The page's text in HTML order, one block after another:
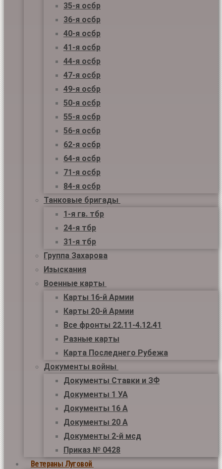
35-я осбр
36-я осбр
40-я осбр
41-я осбр
44-я осбр
47-я осбр
49-я осбр
50-я осбр
55-я осбр
56-я осбр
62-я осбр
64-я осбр
71-я осбр
84-я осбр
Танковые бригады
1-я гв. тбр
24-я тбр
31-я тбр
Группа Захарова
Изыскания
Военные карты
Карты 16-й Армии
Карты 20-й Армии
Все фронты 22.11-4.12.41
Разные карты
Карта Последнего Рубежа
Документы войны
Документы Ставки и ЗФ
Документы 1 УА
Документы 16 А
Документы 20 А
Документы 2-й мсд
Приказ № 0428
Ветераны Луговой